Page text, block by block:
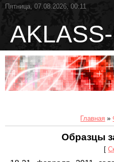
Пятница, 07.08.2026, 00:11
Главная »
Образцы
[